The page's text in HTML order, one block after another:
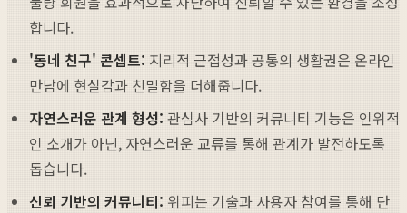
합니다.
'동네 친구' 콘셉트: 지리적 근접성과 공통의 생활권은 온라인
만남에 현실감과 친밀함을 더해줍니다.
자연스러운 관계 형성: 관심사 기반의 커뮤니티 기능은 인위적
인 소개가 아닌, 자연스러운 교류를 통해 관계가 발전하도록
돕습니다.
신뢰 기반의 커뮤니티: 위피는 기술과 사용자 참여를 통해 단